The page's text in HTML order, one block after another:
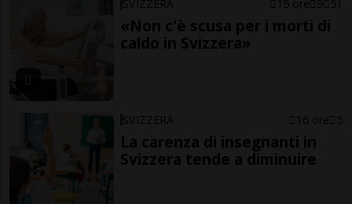
SVIZZERA 15 ore 9 51
«Non c'è scusa per i morti di
caldo in Svizzera»
SVIZZERA 16 ore 5
La carenza di insegnanti in
Svizzera tende a diminuire